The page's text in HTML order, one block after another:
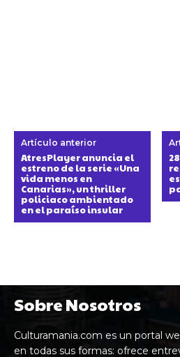
Artículo anterior
AtresPlayer anuncia el
estreno de la serie «Una
vida menos en
Canarias», un thriller
policiaco ambientado
en el paraíso insular
Sobre Nosotros
Culturamania.com es un portal
en todas sus formas: ofrece